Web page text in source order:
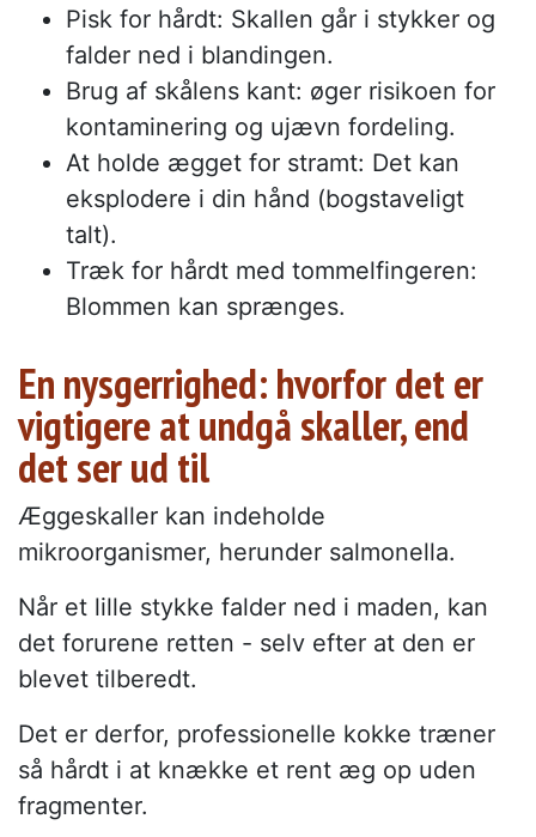
Pisk for hårdt: Skallen går i stykker og
falder ned i blandingen.
Brug af skålens kant: øger risikoen for
kontaminering og ujævn fordeling.
At holde ægget for stramt: Det kan
eksplodere i din hånd (bogstaveligt
talt).
Træk for hårdt med tommelfingeren:
Blommen kan sprænges.
En nysgerrighed: hvorfor det er
vigtigere at undgå skaller, end
det ser ud til
Æggeskaller kan indeholde
mikroorganismer, herunder salmonella.
Når et lille stykke falder ned i maden, kan
det forurene retten - selv efter at den er
blevet tilberedt.
Det er derfor, professionelle kokke træner
så hårdt i at knække et rent æg op uden
fragmenter.